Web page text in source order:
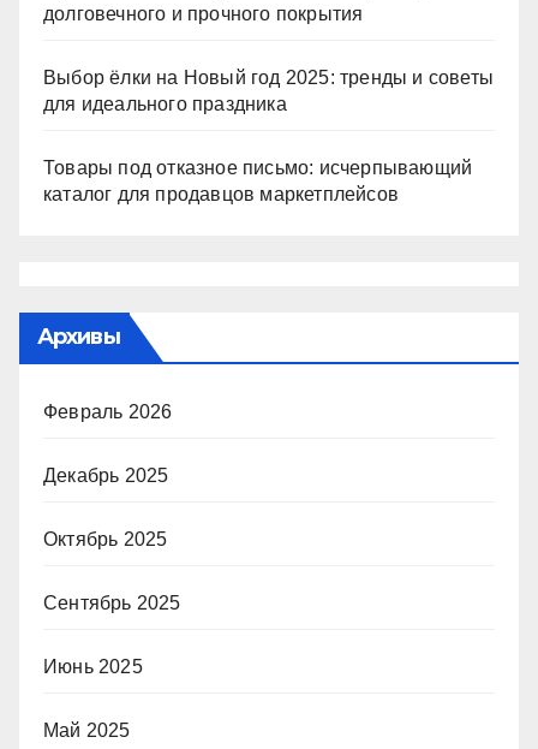
долговечного и прочного покрытия
Выбор ёлки на Новый год 2025: тренды и советы
для идеального праздника
Товары под отказное письмо: исчерпывающий
каталог для продавцов маркетплейсов
Архивы
Февраль 2026
Декабрь 2025
Октябрь 2025
Сентябрь 2025
Июнь 2025
Май 2025